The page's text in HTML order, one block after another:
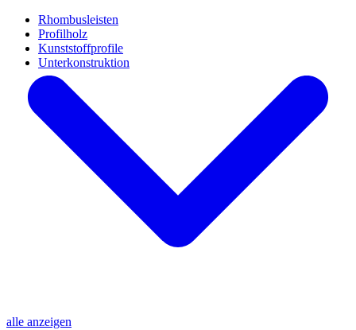
alle anzeigen
Rhombusleisten
Profilholz
Kunststoffprofile
Unterkonstruktion